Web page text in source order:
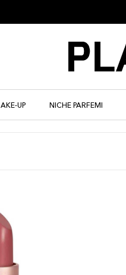
UP NICHE PARFEMI